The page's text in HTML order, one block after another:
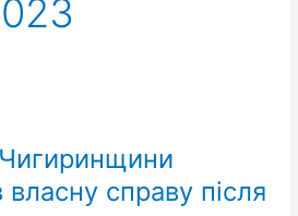
власну справу після